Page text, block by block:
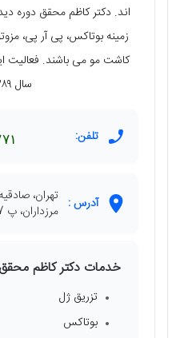
اند. دکتر کاظم محقق دوره
زمینه بوتاکس، پی آر پی،
کاشت مو می باشند. فعالیت
سال ۱۳۸۹ است.
تلفن:
آدرس : تهران،
مرزداران، پ 227، طبقه چهارم
خدمات دکتر کاظم
تزریق ژل
بوتاکس